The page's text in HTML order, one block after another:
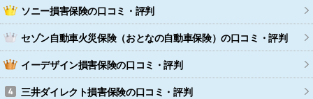
ソニー損害保険の口コミ・評判
セゾン自動車火災保険（おとなの自動車保険）の口コミ・評判
イーデザイン損害保険の口コミ・評判
三井ダイレクト損害保険の口コミ・評判